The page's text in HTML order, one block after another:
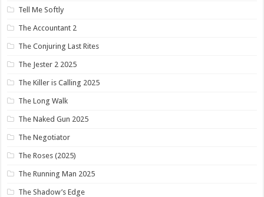
Tell Me Softly
The Accountant 2
The Conjuring Last Rites
The Jester 2 2025
The Killer is Calling 2025
The Long Walk
The Naked Gun 2025
The Negotiator
The Roses (2025)
The Running Man 2025
The Shadow’s Edge